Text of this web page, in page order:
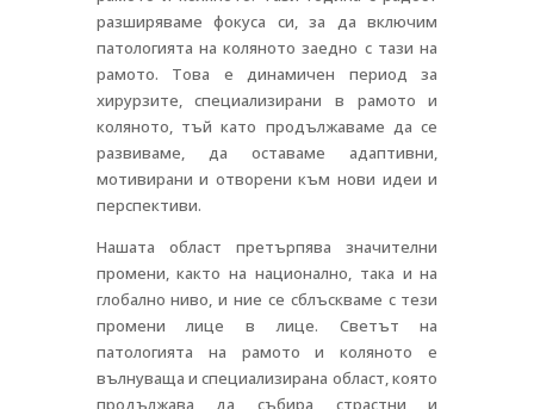
разширяваме фокуса си, за да включим
патологията на коляното заедно с тази на
рамото. Това е динамичен период за
хирурзите, специализирани в рамото и
коляното, тъй като продължаваме да се
развиваме, да оставаме адаптивни,
мотивирани и отворени към нови идеи и
перспективи.
Нашата област претърпява значителни
промени, както на национално, така и на
глобално ниво, и ние се сблъскваме с тези
промени лице в лице. Светът на
патологията на рамото и коляното е
вълнуваща и специализирана област, която
продължава да събира страстни и